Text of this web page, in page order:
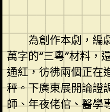
為創作本劇，編
萬字的“三粵”材料，
通紅，彷彿兩個正在
秤。下廣東展開論證
師、年夜佬倌、醫學